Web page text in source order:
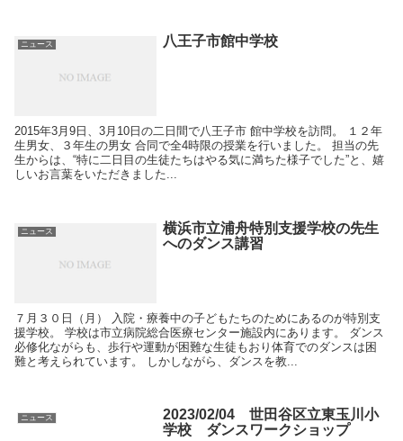
ニュース 八王子市館中学校
2015年3月9日、3月10日の二日間で八王子市 館中学校を訪問。 １２年
生男女、３年生の男女 合同で全4時限の授業を行いました。 担当の先
生からは、“特に二日目の生徒たちはやる気に満ちた様子でした”と、嬉
しいお言葉をいただきました...
ニュース
横浜市立浦舟特別支援学校の先生
へのダンス講習
７月３０日（月） 入院・療養中の子どもたちのためにあるのが特別支
援学校。 学校は市立病院総合医療センター施設内にあります。 ダンス
必修化ながらも、歩行や運動が困難な生徒もおり体育でのダンスは困
難と考えられています。 しかしながら、ダンスを教...
ニュース
2023/02/04 世田谷区立東玉川小
学校 ダンスワークショップ